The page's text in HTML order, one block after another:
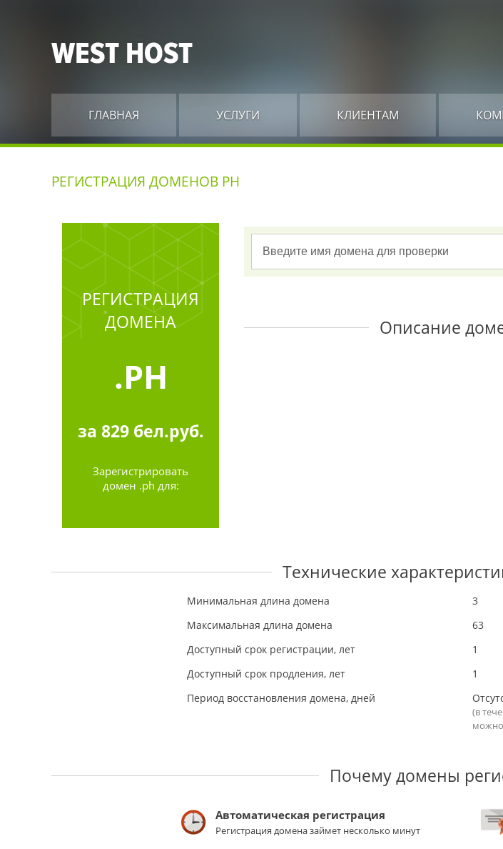
ГЛАВНАЯ УСЛУГИ КЛИЕНТАМ
РЕГИСТРАЦИЯ ДОМЕНОВ PH
РЕГИСТРАЦИЯ
ДОМЕНА
.PH
за 829бел.руб.
Зарегистрировать
домен .ph для:
Описание
Технические
Минимальная длина домена
3
Максимальная длина домена
63
Доступный срок регистрации, лет
1
Доступный срок продления, лет
1
Период восстановления домена, дней
(в
Почему домены
Автоматическая регистрация
Регистрация домена займет несколько минут